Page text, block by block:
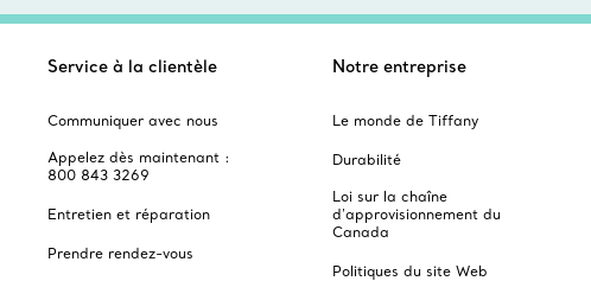
Service à la clientèle
Communiquer avec nous
Appelez dès maintenant :
800 843 3269
Entretien et réparation
Prendre rendez-vous
Notre entreprise
Le monde de Tiffany
Durabilité
Loi sur la chaîne
d'approvisionnement du
Canada
Politiques du site Web